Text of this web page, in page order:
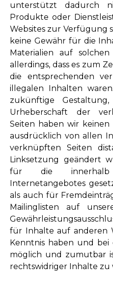
unterstützt dadurch
Produkte oder
Websites zur Verfügung
keine Gewähr für die
Materialien auf
allerdings, dass es zum
die entsprechenden
illegalen Inhalten
zukünftige
Urheberschaft der
Seiten haben wir keinen
ausdrücklich von allen
verknüpften Seiten
Linksetzung geändert
für die innerhalb
Internetangebotes
als auch für
Mailinglisten auf
für Inhalte auf anderen
Kenntnis haben und bei
möglich und zumutbar
rechtswidriger Inhalte zu